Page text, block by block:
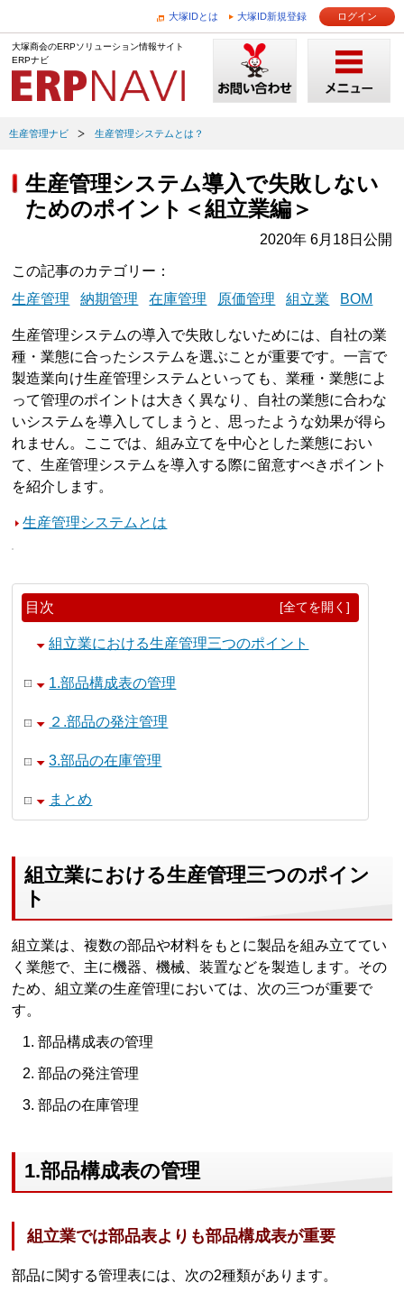
大塚IDとは 大塚ID新規登録 ログイン
大塚商会のERPソリューション情報サイト
ERPナビ
生産管理ナビ 生産管理システムとは？
生産管理システム導入で失敗しない
ためのポイント＜組立業編＞
2020年 6月18日公開
この記事のカテゴリー
生産管理
納期管理 在庫管理 原価管理 組立業 BOM
生産管理システムの導入で失敗しないためには、自社の業
種・業態に合ったシステムを選ぶことが重要です。一言で
製造業向け生産管理システムといっても、業種・業態によ
って管理のポイントは大きく異なり、自社の業態に合わな
いシステムを導入してしまうと、思ったような効果が得ら
れません。ここでは、組み立てを中心とした業態におい
て、生産管理システムを導入する際に留意すべきポイント
を紹介します。
生産管理システムとは
目次 [全てを開く]
組立業における生産管理三つのポイント
1.部品構成表の管理
２.部品の発注管理
3.部品の在庫管理
まとめ
組立業における生産管理三つのポイン
ト
組立業は、複数の部品や材料をもとに製品を組み立ててい
く業態で、主に機器、機械、装置などを製造します。その
ため、組立業の生産管理においては、次の三つが重要で
す。
部品構成表の管理
部品の発注管理
部品の在庫管理
1.部品構成表の管理
組立業では部品表よりも部品構成表が重要
部品に関する管理表には、次の2種類があります。